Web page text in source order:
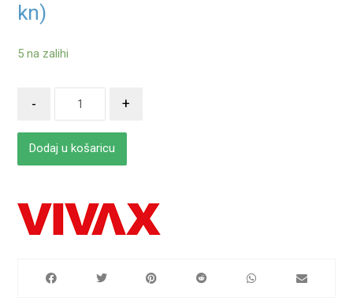
kn)
5 na zalihi
- +
Dodaj u košaricu